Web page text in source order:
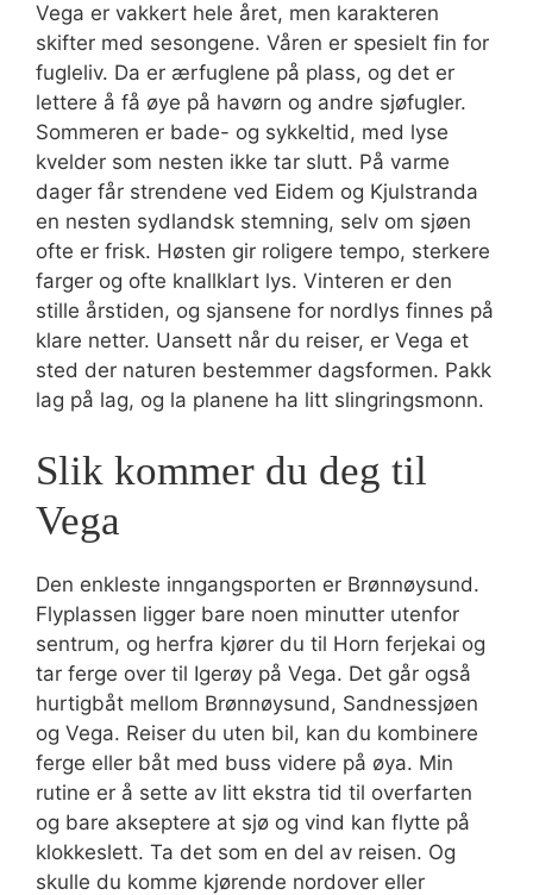
Vega er vakkert hele året, men karakteren
skifter med sesongene. Våren er spesielt fin for
fugleliv. Da er ærfuglene på plass, og det er
lettere å få øye på havørn og andre sjøfugler.
Sommeren er bade- og sykkeltid, med lyse
kvelder som nesten ikke tar slutt. På varme
dager får strendene ved Eidem og Kjulstranda
en nesten sydlandsk stemning, selv om sjøen
ofte er frisk. Høsten gir roligere tempo, sterkere
farger og ofte knallklart lys. Vinteren er den
stille årstiden, og sjansene for nordlys finnes på
klare netter. Uansett når du reiser, er Vega et
sted der naturen bestemmer dagsformen. Pakk
lag på lag, og la planene ha litt slingringsmonn.
Slik kommer du deg til
Vega
Den enkleste inngangsporten er Brønnøysund.
Flyplassen ligger bare noen minutter utenfor
sentrum, og herfra kjører du til Horn ferjekai og
tar ferge over til Igerøy på Vega. Det går også
hurtigbåt mellom Brønnøysund, Sandnessjøen
og Vega. Reiser du uten bil, kan du kombinere
ferge eller båt med buss videre på øya. Min
rutine er å sette av litt ekstra tid til overfarten
og bare akseptere at sjø og vind kan flytte på
klokkeslett. Ta det som en del av reisen. Og
skulle du komme kjørende nordover eller